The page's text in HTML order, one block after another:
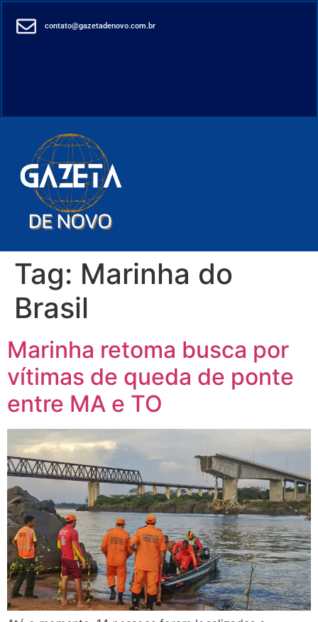
contato@gazetadenovo.com.br
Tag: Marinha do
Brasil
Marinha retoma busca por
vítimas de queda de ponte
entre MA e TO